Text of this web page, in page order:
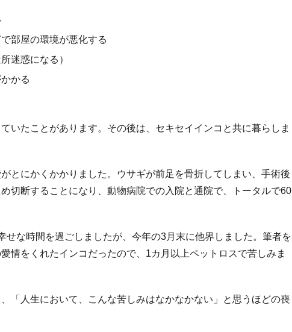
部屋の環境が悪化する
迷惑になる）
かる
いたことがあります。その後は、セキセイインコと共に暮らしま
とにかくかかりました。ウサギが前足を骨折してしまい、手術後
切断することになり、動物病院での入院と通院で、トータルで60
せな時間を過ごしましたが、今年の3月末に他界しました。筆者を
情をくれたインコだったので、1カ月以上ペットロスで苦しみま
「人生において、こんな苦しみはなかなかない」と思うほどの喪